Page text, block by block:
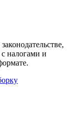
налогами и